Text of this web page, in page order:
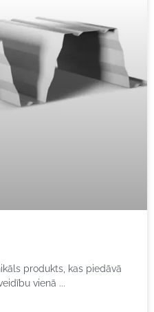
produkts, kas piedāvā
vienā